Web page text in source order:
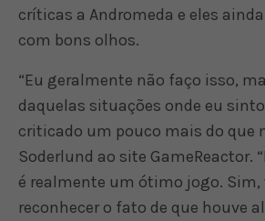
críticas a Andromeda e eles
com bons olhos.
“Eu geralmente não faço isso,
daquelas situações onde eu
criticado um pouco mais do que
Soderlund ao site GameReactor.
é realmente um ótimo jogo. Sim,
reconhecer o fato de que houve